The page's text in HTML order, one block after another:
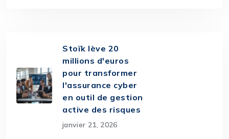
Stoïk lève 20
millions d'euros
pour transformer
l'assurance cyber
en outil de gestion
active des risques
janvier 21, 2026